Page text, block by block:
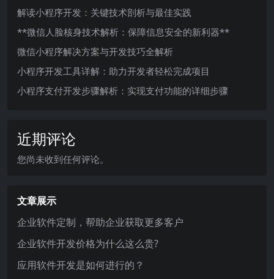
解读小程序开发：关键技术剖析与最佳实践
**微信人脸核身技术解析：保障信息安全的新利器**
微信小程序解决方案与开发技巧全解析
小程序开发工具详解：助力开发者轻松完成项目
小程序支付开发步骤解析：实现支付功能的详细步骤
近期评论
您尚未收到任何评论。
文章展示
企业软件定制，帮助企业获取更多客户
企业软件开发价格为什么这么贵?
应用软件开发是如何进行的？